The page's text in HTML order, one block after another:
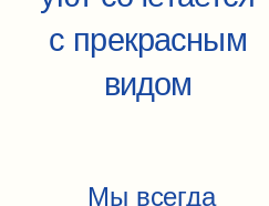
с прекрасным
видом
Мы всегда